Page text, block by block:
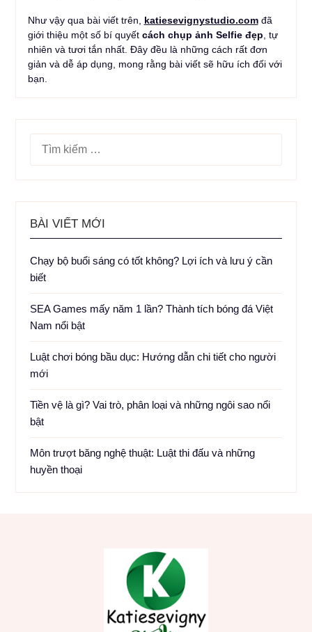
Như vậy qua bài viết trên, katiesevignystudio.comđã
giới thiệu một số bí quyết cách chụp ảnh Selfie đẹp, tự
nhiên và tươi tắn nhất. Đây đều là những cách rất đơn
giản và dễ áp ​​dụng, mong rằng bài viết sẽ hữu ích đối với
bạn.
BÀI VIẾT MỚI
Chạy bộ buổi sáng có tốt không? Lợi ích và lưu ý cần
biết
SEA Games mấy năm 1 lần? Thành tích bóng đá Việt
Nam nổi bật
Luật chơi bóng bầu dục: Hướng dẫn chi tiết cho người
mới
Tiền vệ là gì? Vai trò, phân loại và những ngôi sao nổi
bật
Môn trượt băng nghệ thuật: Luật thi đấu và những
huyền thoại